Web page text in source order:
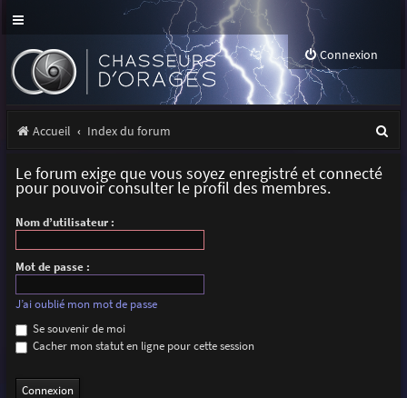
Connexion
Accueil Index du forum
Le forum exige que vous soyez enregistré et connecté
pour pouvoir consulter le profil des membres.
Nom d’utilisateur :
Mot de passe :
J’ai oublié mon mot de passe
Se souvenir de moi
Cacher mon statut en ligne pour cette session